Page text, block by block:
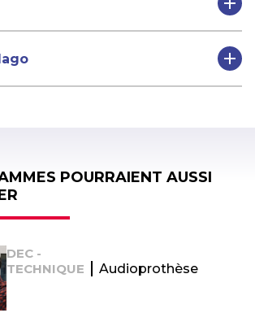
POURRAIENT AUSSI
DEC -
TECHNIQUE
Audioprothèse